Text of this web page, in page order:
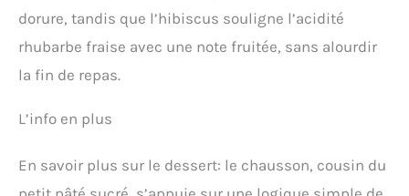
dorure, tandis que l’hibiscus souligne l’acidité
rhubarbe fraise avec une note fruitée, sans alourdir
la fin de repas.
L’info en plus
En savoir plus sur le dessert: le chausson, cousin du